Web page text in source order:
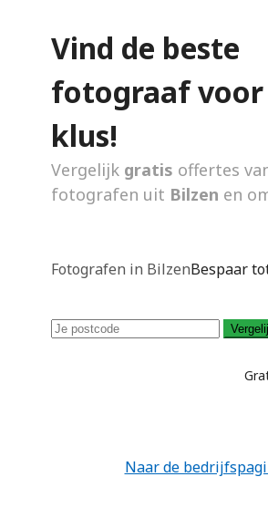
Vind de beste
fotograaf
klus!
Vergelijk gratis offertes
fotografen uit Bilzen en
Fotografen in BilzenBespaar
Naar de